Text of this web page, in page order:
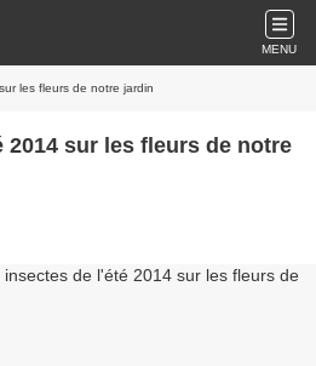
MENU
les fleurs de notre jardin
2014 sur les fleurs de notre